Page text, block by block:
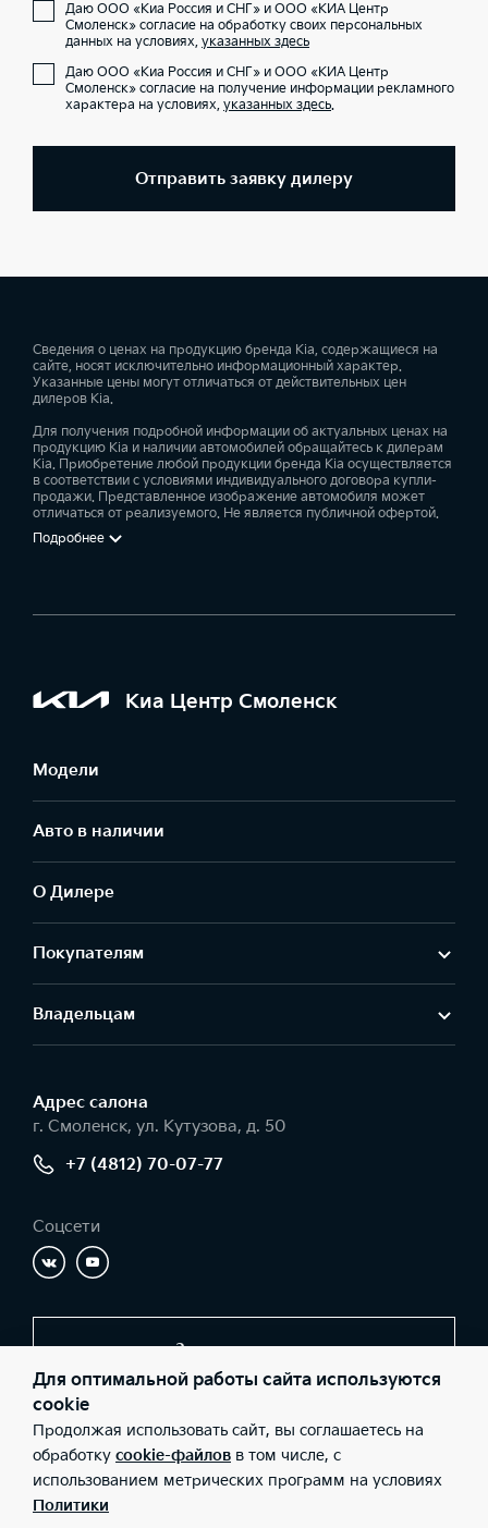
Даю ООО «Киа Россия и СНГ» и ООО «КИА Центр
Смоленск» согласие на обработку своих персональных
данных на условиях, указанных здесь
Даю ООО «Киа Россия и СНГ» и ООО «КИА Центр
Смоленск» согласие на получение информации рекламного
характера на условиях, указанных здесь.
Отправить заявку дилеру
Сведения о ценах на продукцию бренда Kia, содержащиеся на
сайте, носят исключительно информационный характер.
Указанные цены могут отличаться от действительных цен
дилеров Kia.
Для получения подробной информации об актуальных ценах на
продукцию Kia и наличии автомобилей обращайтесь к дилерам
Kia. Приобретение любой продукции бренда Kia осуществляется
в соответствии с условиями индивидуального договора купли-
продажи. Представленное изображение автомобиля может
отличаться от реализуемого. Не является публичной офертой.
Подробнее
Киа Центр Смоленск
Модели
Авто в наличии
О Дилере
Покупателям
Владельцам
Адрес салонa
г. Смоленск, ул. Кутузова, д. 50
+7 (4812) 70-07-77
Соцсети
Заказать звонок
© 2026 Юридические лица ООО «КИА Центр Смоленск»
(Фактический адрес: г. Смоленск, ул. Кутузова, д. 50; Телефон:
+7 (4812) 70-07-77; ИНН: 6729045353; ОГРН: 1086731010937),
ООО «Киа Россия и СНГ» (Фактический адрес: г.Москва, Валовая
26; Телефон: 8 800 301 08 80; ИНН: 7728674093; ОГРН:
5087746291760) ведут деятельность на территории РФ в
Для оптимальной работы сайта используются
cookie
Продолжая использовать сайт, вы соглашаетесь на
обработку cookie-файлов в том числе, с
использованием метрических программ на условиях
Политики